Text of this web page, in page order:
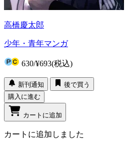
高橋慶太郎
少年・青年マンガ
630/¥693(税込)
新刊通知
後で買う
購入に進む
カートに追加
カートに追加しました